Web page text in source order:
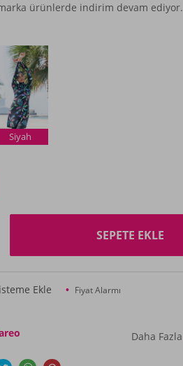
ürünlerde indirim devam ediyor.
Siyah
SEPETE EKLE
Ekle Fiyat Alarmı
Daha Fazla